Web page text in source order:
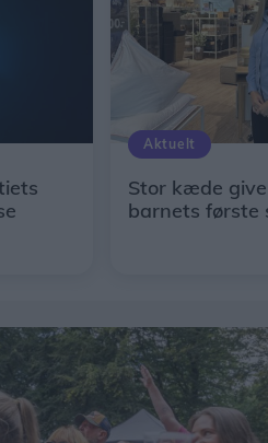
Stor kæde
barnets første